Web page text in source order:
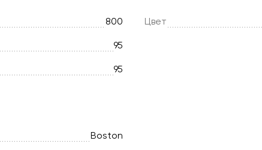
800
95
95
Цвет
Boston